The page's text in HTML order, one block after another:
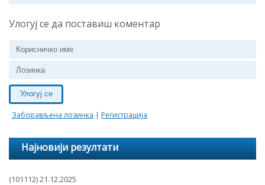
Улогуј се да поставиш коментар
Улогуј се
Заборављена лозинка | Регистрација
Најновији резултати
(101112) 21.12.2025